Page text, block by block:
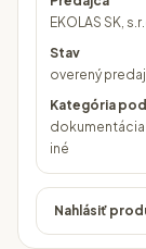
EKOLAS SK,
Stav
overený
Kategória
iné
Nahlásiť